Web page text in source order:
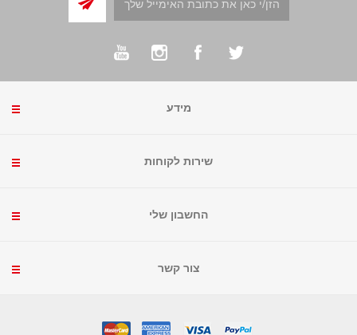
מידע
שירות לקוחות
החשבון שלי
צור קשר